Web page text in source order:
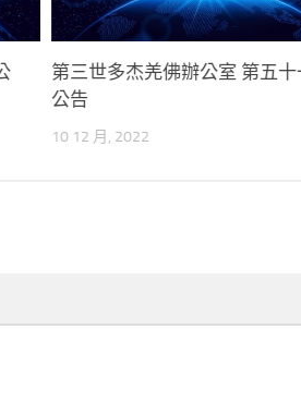
第三世多杰羌佛辦公室 第五十
公告
10 12 月, 2022